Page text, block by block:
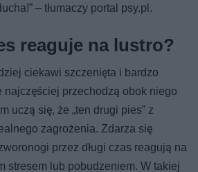
– tłumaczy portal psy.pl.
reaguje na lustro?
ciekawi szczenięta i bardzo
najczęściej przechodzą obok niego
uczą się, że „ten drugi pies” z
zagrożenia. Zdarza się
przez długi czas reagują na
stresem lub pobudzeniem. W takiej